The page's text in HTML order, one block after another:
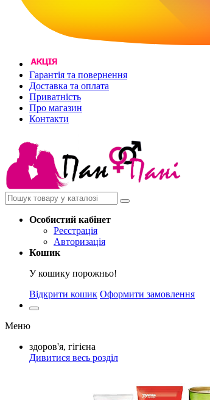
Гарантія та повернення
Доставка та оплата
Приватність
Про магазин
Контакти
Особистий кабінет
Реєстрація
Авторизація
Кошик
У кошику порожньо!
Відкрити кошик Оформити замовлення
Меню
здоров'я, гігієна
Дивитися весь розділ